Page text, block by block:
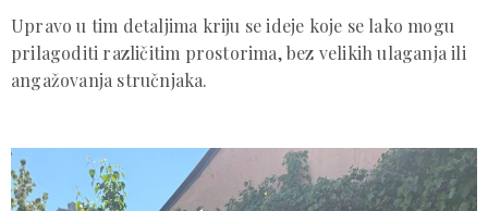
Upravo u tim detaljima kriju se ideje koje se lako mogu
prilagoditi različitim prostorima, bez velikih ulaganja ili
angažovanja stručnjaka.